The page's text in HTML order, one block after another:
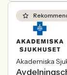
Akademiska